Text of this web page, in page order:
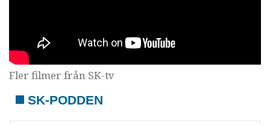
Fler filmer från SK-tv
SK-PODDEN